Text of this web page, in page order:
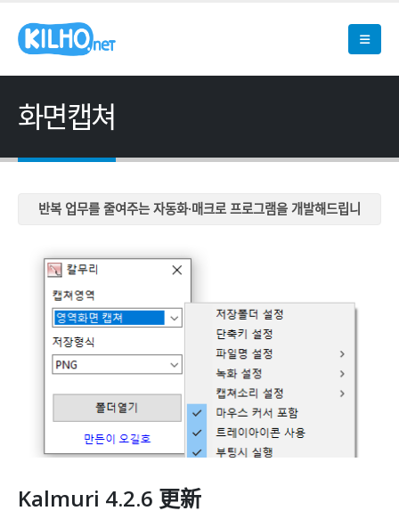
화면캡쳐
반복 업무를 줄여주는 자동화·매크로 프로그램을 개발해드립니
반복 업무를 줄여주는 자동화·매크로 프로그램을 개발해드립니
반복 업무를 줄여주는 자동화·매크로 프로그램을 개발해드립니
반복 업무를 줄여주는 자동화·매크로 프로그램을 개발해드립니
반복 업무를 줄여주는 자동화·매크로 프로그램을 개발해드립니
다
Kalmuri 4.2.6 更新